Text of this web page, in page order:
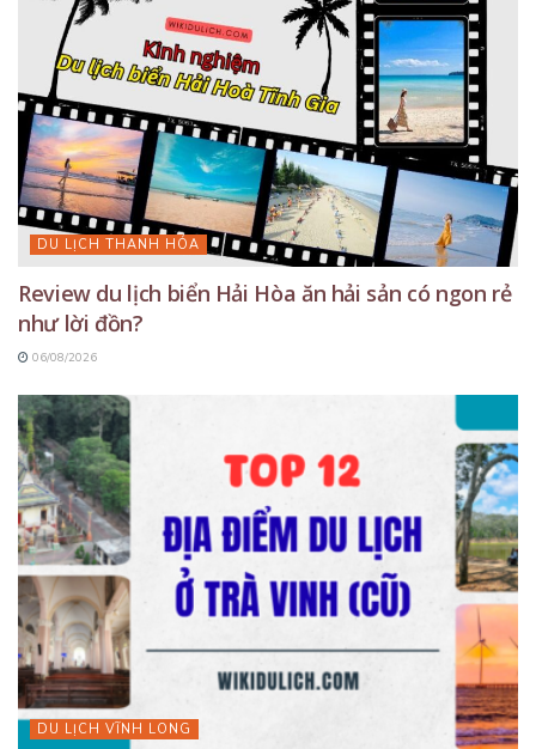
DU LỊCH THANH HÓA
Review du lịch biển Hải Hòa ăn hải sản có ngon rẻ
như lời đồn?
06/08/2026
DU LỊCH VĨNH LONG